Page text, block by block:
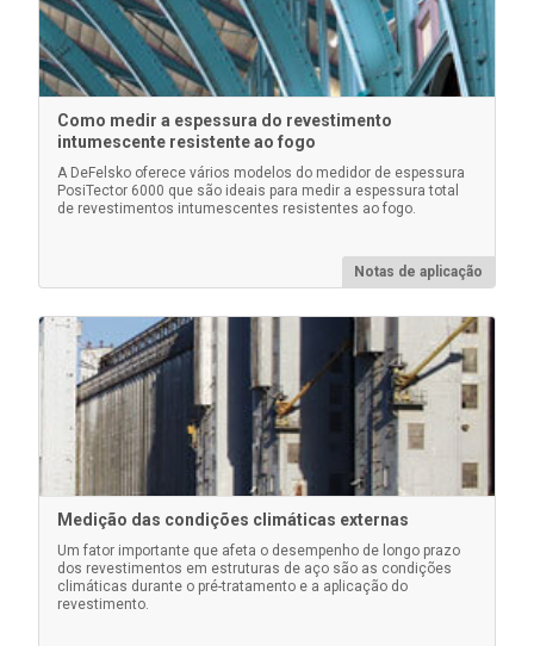
Kit de alimentação CA
Use para operação contínua. Este kit fornece várias
soluções alternativas de energia para seu PosiTector
operado por bateria. Opere seu medidor sem a
necessidade de baterias.
Saiba mais
Malas Pelican para kits de inspeção
PosiTector
Como medir a espessura do revestimento
intumescente resistente ao fogo
A DeFelsko oferece vários modelos do medidor de espessura
PosiTector 6000 que são ideais para medir a espessura total
de revestimentos intumescentes resistentes ao fogo.
Notas de aplicação
Medição das condições climáticas externas
Um fator importante que afeta o desempenho de longo prazo
dos revestimentos em estruturas de aço são as condições
climáticas durante o pré-tratamento e a aplicação do
revestimento.